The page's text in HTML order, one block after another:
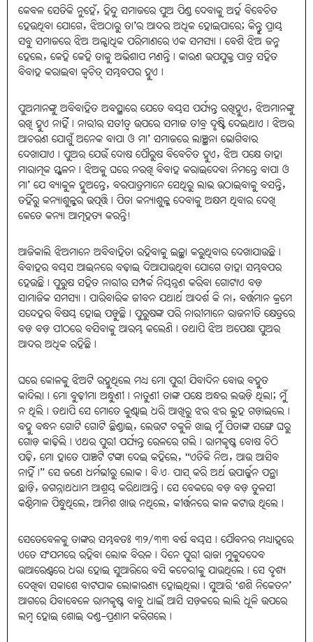
କେବଳ ସେତିକି ନୁହେଁ, ହିନ୍ଦୁ ସମାଜରେ ପୁଅ ପିଣ୍ଡ ଦେବାକୁ ଅର୍ହ ବିବେଚିତ
ହେଉଥିବା ଯୋଗେ, ଝିଅଠାରୁ ତା’ର ଆଦର ଅଧିକ ହୋଇପାରେ; କିନ୍ତୁ ପ୍ରାୟ
ସବୁ ସମାଜରେ ଝିଅ ଅଳ୍ପାଧିକ ପରିମାଣରେ ଏକ ସମସ୍ୟା। ବେଶି ଝିଅ ଜନ୍ମ
ହେଲେ, କେହି କେହି ତାକୁ ଅଭିଶାପ ମଣନ୍ତି। କାରଣ ଉପଯୁକ୍ତ ପାତ୍ର ସହିତ
ବିବାହ କରାଇବା କ୍ୱଚିତ୍‌ ସମ୍ଭବପର ହୁଏ।
ପୁଅମାନଙ୍କୁ ଅବିବାହିତ ଅବସ୍ଥାରେ ଯେତେ ବୟସ ପର୍ଯ୍ୟନ୍ତ ରଖିହୁଏ, ଝିଅମାନଙ୍କୁ
ରଖି ହୁଏ ନାହିଁ। ନାରୀର ସତୀତ୍ୱ ଉପରେ ସମାଜ ତୀବ୍ର ଦୃଷ୍ଟି ଦେଇଥାଏ। ଝିଅର
ଆଚରଣ ଯୋଗୁଁ ଅନେକ ବାପା ଓ ମା’ ସମାଜରେ ଲାଞ୍ଛନା ଭୋଗିବାର
ଦେଖାଯାଏ। ପୁଅର ଯେଉଁ ଦୋଷ ପୌରୁଷ ବିବେଚିତ ହୁଏ, ଝିଅ ପକ୍ଷେ ତାହା
ମାରାତ୍ମକ ସ୍ଖଳନ। ଝିଅକୁ ଘରେ ନରଖି ବିବାହ କରାଇଦେବା ନିମନ୍ତେ ବାପା ଓ
ମା’ ଯେ ବ୍ୟାକୁଳ ହୁଅନ୍ତେ, ବରପାତ୍ରମାନେ ସେଥିରୁ ଲାଭ ଉଠାଇବାକୁ ବସନ୍ତି,
ତହିଁରୁ କନ୍ୟାଶୁଳ୍କର ଉତ୍ପତ୍ତି। ପିତା କନ୍ୟାଶୁଳ୍କ ଦେବାକୁ ଅକ୍ଷମ ଥିବାର ଦେଖି
କେତେ କନ୍ୟା ଆତ୍ମହତ୍ୟ କରନ୍ତି!
ଆଜିକାଲି ଝିଅମାନେ ଅବିବାହିତା ରହିବାକୁ ଇଚ୍ଛା କରୁଥିବାର ଦେଖାଯାଉଛି।
ବିବାହର ବୟସ ଆଇନରେ ବଢ଼ାଇ ଦିଆଯାଉଥିବା ଯୋଗେ ତାହା ସମ୍ଭବପର
ହେଉଛି। ପୁରୁଷ ସହିତ ନାରୀର ସମ୍ପର୍କ ନିୟନ୍ତ୍ରଣ କରିବା ଗୋଟାଏ ବଡ଼
ସାମାଜିକ ସମସ୍ୟା। ପାରିବାରିକ ଜୀବନ ଯଥାର୍ଥ ଆଦର୍ଶ କି ନା, ବର୍ତ୍ତମାନ କ୍ରମେ
ସନ୍ଦେହର ବିଷୟ ହୋଇ ପଡ଼ୁଛି। ପୁରୁଷଙ୍କ ପରି ନାରୀମାନେ ରାଜନୀତି କ୍ଷେତ୍ରରେ
ବଡ଼ ବଡ଼ ପୀଠରେ ବସିବାକୁ ଆରମ୍ଭ କଲେଣି। ତଥାପି ଝିଅ ଅପେକ୍ଷା ପୁଅର
ଆଦର ଅଧିକ ରହିଛି।
ଘରେ କୋଳକୁ ଝିଅଟି ରହୁଥିଲେ ମଧ୍ୟ ମୋ ପୁରୀ ଯିବାଦିନ ବୋଉ ବହୁତ
କାନ୍ଦିଲା। ମୋ ବୁଢ଼ୀମା ଅନ୍ଧୁଣୀ। ନାତୁଣୀ ତାଙ୍କ ପକ୍ଷେ ଅନ୍ଧର ଲଉଡ଼ି ଥିଲା; ମୁଁ
ନ ଥିଲି। ତଥାପି ସେ ମୋତେ କୁଣ୍ଢାଇ ଧରି ଆଖିରୁ ଝର ଝର ଲୁହ ଗଡ଼ାଇଲେ।
ବହୁ ବନ୍ଧନ ଗୋଟି ଗୋଟି ଛିଣ୍ଡାଇ, ଲେଉଟ ଚକୁଳି ଖାଇ ମୁଁ ପିତାଙ୍କ ସଙ୍ଗେ ଘରୁ
ଗୋଡ଼ କାଢ଼ିଲି। ଏଥର ପୁରୀ ପର୍ଯ୍ୟନ୍ତ ରେଳରେ ଗଲି। ରାମକୃଷ୍ଣ ବୋଷ ଚିଠି
ପଢ଼ି, ମୋ ହାତେ ପାଞ୍ଚଟି ଟଙ୍କା ଦେଇ କହିଲେ, “ଏତିକି ନିଅ, ଆଉ ଆସିବ
ନାହିଁ।” ସେ ଜଣେ ଧର୍ମଭୀରୁ ଲୋକ। ବି.ଏ. ପାସ୍ କରି ଅର୍ଥ ଉପାର୍ଜ୍ଜନ ପନ୍ଥା
ଛାଡ଼ି, ଜଗନ୍ନାଥଧାମ ଆଶ୍ରୟ କରିଥାଆନ୍ତି। ସେ ବେକରେ ବଡ଼ ବଡ଼ ତୁଳସୀ
କଣ୍ଠିମାଳ ପିନ୍ଧୁଥିଲେ, ଆମିଶ ଖାଉ ନଥିଲେ, କୀର୍ତ୍ତନରେ କାଳ କଟାଉ ଥିଲେ।
ସେତେବେଳକୁ ତାଙ୍କର ସମ୍ଭବତଃ ୩୨/୩୩ ବର୍ଷ ବୟସ। ଯୌବନର ମଧ୍ୟାହ୍ନରେ
ଏତେ ସଂଯମରେ ରହିବା ଲୋକ ବିରଳ। ଦିନେ ପୁରୀ ରାଜା ମୁକୁନ୍ଦଦେବ
ଉଆରେଣ୍ଟରେ ଧରା ହୋଇ ସୁଆରିରେ ବସି କଚେରୀକୁ ଯାଉଥିଲେ। ସେ ଦୃଶ୍ୟ
ଦେଖିବା ସକାଶେ ବାଟଯାକ ଲୋକାରଣ୍ୟ ହୋଇଥିଲା। ସୁଆରି ‘ଶଶି ନିକେତନ’
ଆଗରେ ଯିବାବେଳେ ରାମକୃଷ୍ଣ ବାବୁ ଧାଇଁ ଆସି ସଡ଼କରେ ଲାଲି ଧୂଳି ଉପରେ
ଲମ୍ବ ହୋଇ ଶୋଇ ଦଣ୍ଡ-ପ୍ରଣାମ କରିଗଲେ।